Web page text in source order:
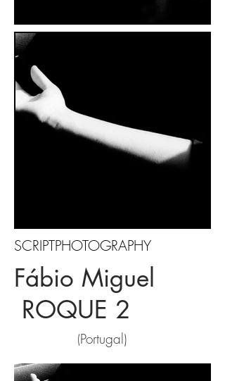
SCRIPTPHOTOGRAPHY
Fábio Miguel
ROQUE 2
(Portugal)